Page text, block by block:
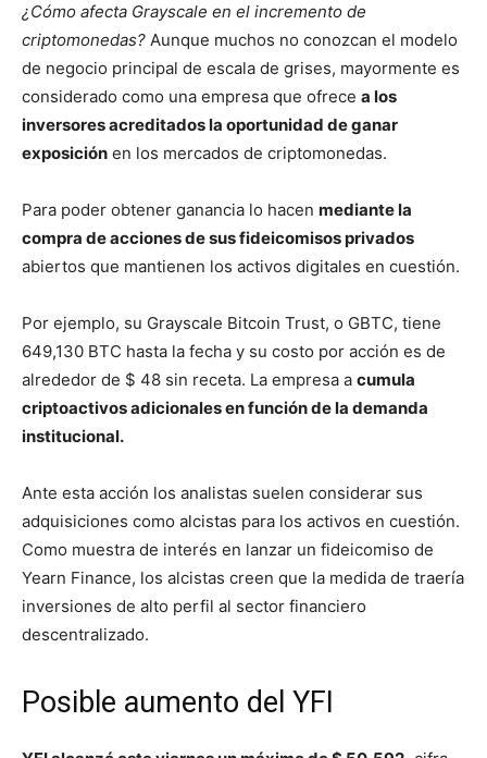
¿Cómo afecta Grayscale en el incremento de
criptomonedas? Aunque muchos no conozcan el modelo
de negocio principal de escala de grises, mayormente es
considerado como una empresa que ofrece a los
inversores acreditados la oportunidad de ganar
exposición en los mercados de criptomonedas.
Para poder obtener ganancia lo hacen mediante la
compra de acciones de sus fideicomisos privados
abiertos que mantienen los activos digitales en cuestión.
Por ejemplo, su Grayscale Bitcoin Trust, o GBTC, tiene
649,130 ​​BTC hasta la fecha y su costo por acción es de
alrededor de $ 48 sin receta. La empresa a cumula
criptoactivos adicionales en función de la demanda
institucional.
Ante esta acción los analistas suelen considerar sus
adquisiciones como alcistas para los activos en cuestión.
Como muestra de interés en lanzar un fideicomiso de
Yearn Finance, los alcistas creen que la medida de traería
inversiones de alto perfil al sector financiero
descentralizado.
Posible aumento del YFI